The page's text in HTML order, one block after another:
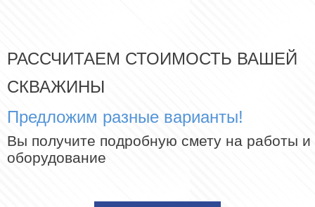
РАССЧИТАЕМ СТОИМОСТЬ ВАШЕЙ
СКВАЖИНЫ
Предложим разные варианты!
Вы получите подробную смету на работы и
оборудование